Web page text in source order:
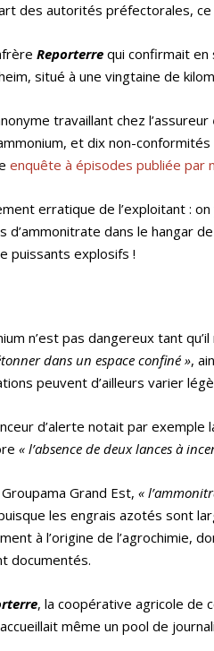
des autorités préfectorales, ce
Reporterrequi confirmait
situé à une vingtaine de
travaillant chez l’assureur
et dix non-
enquête à épisodes publiée par
erratique de l’exploitant :
d’ammonitrate dans le hangar
puissants explosifs !
n’est pas dangereux tant
dans un espace confiné »,
peuvent d’ailleurs varier
d’alerte notait par exemple
« l’absence de deux lances à
Grand Est,«
les engrais azotés sont
à l’origine de
documentés.
, la coopérative agricole de
même un pool de